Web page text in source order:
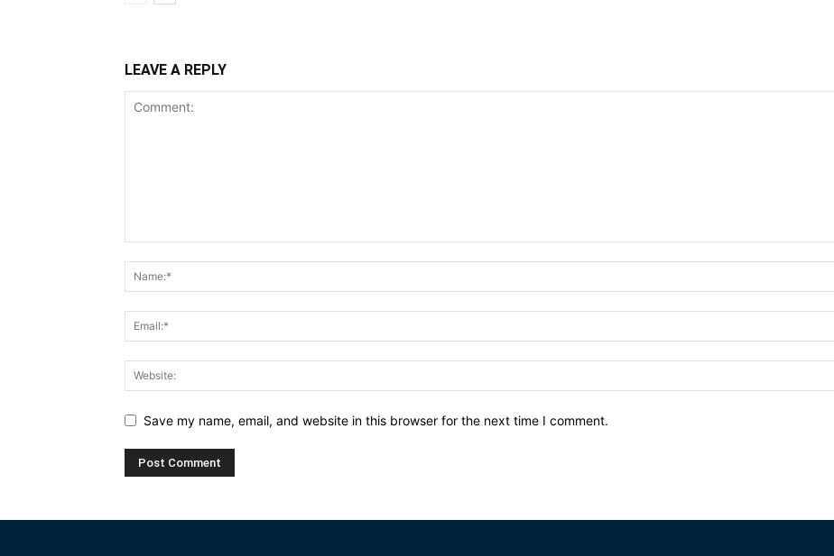
LEAVE A REPLY
Save my name, email, and website in this browser for the next time I comment.